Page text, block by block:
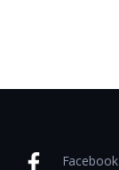
Facebook